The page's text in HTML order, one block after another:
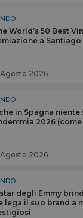
World’s 50 Best
a Santiago
2026
in Spagna niente
2026
2026
degli Emmy
lega il suo brand a